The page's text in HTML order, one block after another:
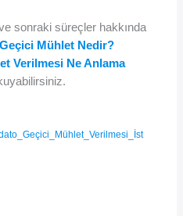
sonraki süreçler hakkında
Mühlet Nedir?
Verilmesi Ne Anlama